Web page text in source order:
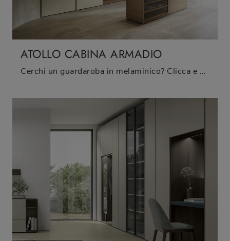
ATOLLO CABINA ARMADIO
Cerchi un guardaroba in melaminico? Clicca e scopri armadi cabine armadio con ante scorrevoli di Sangiacomo.